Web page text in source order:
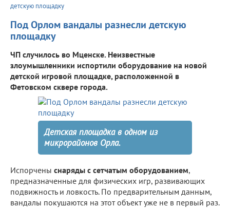
детскую площадку
Под Орлом вандалы разнесли детскую
площадку
ЧП случилось во Мценске. Неизвестные
злоумышленники испортили оборудование на новой
детской игровой площадке, расположенной в
Фетовском сквере города.
Детская площадка в одном из
микрорайонов Орла.
Испорчены снаряды с сетчатым оборудованием,
предназначенные для физических игр, развивающих
подвижность и ловкость. По предварительным данным,
вандалы покушаются на этот объект уже не в первый раз.